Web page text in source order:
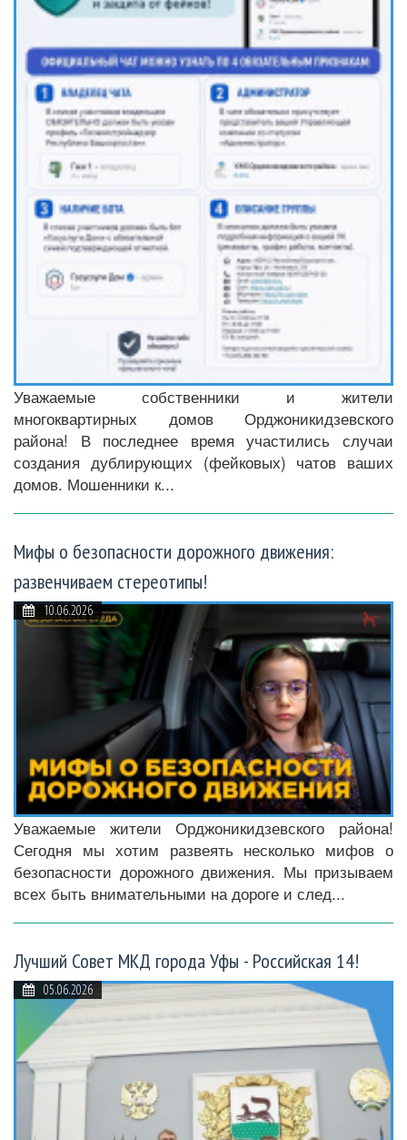
Уважаемые собственники и жители
многоквартирных домов Орджоникидзевского
района! В последнее время участились случаи
создания дублирующих (фейковых) чатов ваших
домов. Мошенники к...
Мифы о безопасности дорожного движения:
развенчиваем стереотипы!
10.06.2026
Уважаемые жители Орджоникидзевского района!
Сегодня мы хотим развеять несколько мифов о
безопасности дорожного движения. Мы призываем
всех быть внимательными на дороге и след...
Лучший Совет МКД города Уфы - Российская 14!
05.06.2026